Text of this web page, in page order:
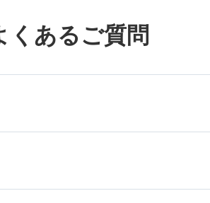
くあるご質問